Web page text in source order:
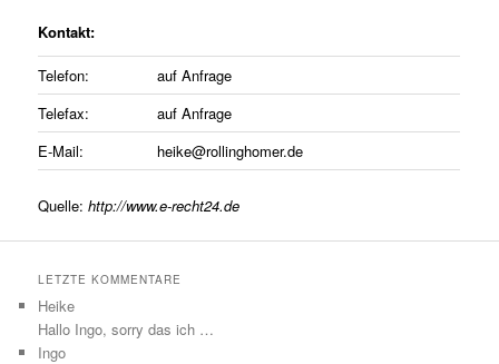
Kontakt:
Telefon:
auf Anfrage
Telefax:
auf Anfrage
E-Mail:
heike@rollinghomer.de
Quelle:http://www.e-recht24.de
LETZTE KOMMENTARE
Heike
Hallo Ingo, sorry das ich …
Ingo